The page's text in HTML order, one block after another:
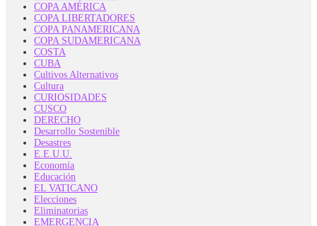
COPA AMÉRICA
COPA LIBERTADORES
COPA PANAMERICANA
COPA SUDAMERICANA
COSTA
CUBA
Cultivos Alternativos
Cultura
CURIOSIDADES
CUSCO
DERECHO
Desarrollo Sostenible
Desastres
E.E.U.U.
Economía
Educación
EL VATICANO
Elecciones
Eliminatorias
EMERGENCIA